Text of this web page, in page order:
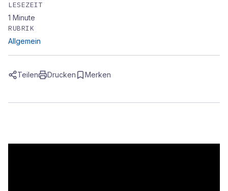
LESEZEIT
1 Minute
RUBRIK
Allgemein
Teilen Drucken Merken